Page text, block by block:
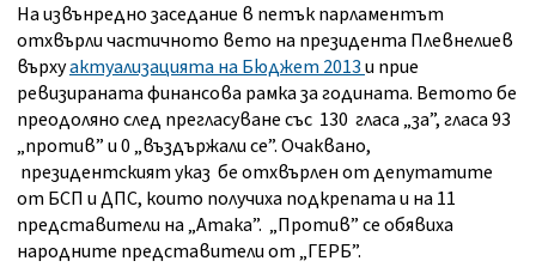
На извънредно заседание в петък парламентът
отхвърли частичното вето на президента Плевнелиев
върхуактуализацията на Бюджет 2013и прие
ревизираната финансова рамка за годината. Ветото бе
преодоляно след прегласуване със 130 гласа „за”, гласа 93
„против” и 0 „въздържали се”. Очаквано,
президентският указ бе отхвърлен от депутатите
от БСП и ДПС, които получиха подкрепата и на 11
представители на „Атака”. „Против” се обявиха
народните представители от „ГЕРБ”.